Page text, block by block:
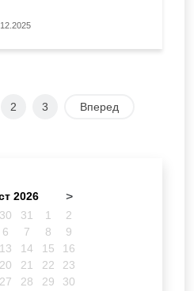
2 3 Вперед
2026 >
30 31 1
2
6 7 8
9
13 14 15
16
20 21 22
23
27 28 29
30